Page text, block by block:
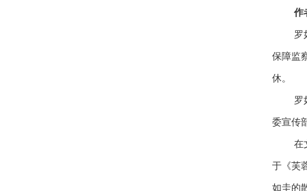
作
罗
保障监
休。
罗
委宣传
在
于《芙
如圭的